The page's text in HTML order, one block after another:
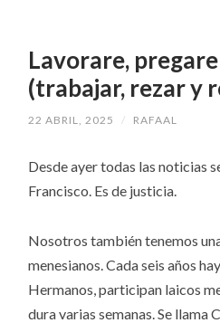
CONTENIDO
Lavorare,
(trabajar, rezar y
22 ABRIL, 2025 / RAFAAL
Desde ayer todas las noticias
Francisco. Es de justicia.
Nosotros también tenemos
menesianos. Cada seis años
Hermanos, participan laicos
dura varias semanas. Se llama